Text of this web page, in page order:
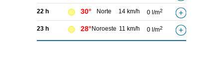
22 h 30° Norte 14 km/h 0 l/m2
23 h 28° Noroeste 11 km/h 0 l/m2